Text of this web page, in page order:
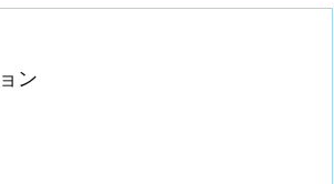
ン